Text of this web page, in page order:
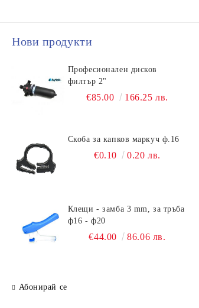
Нови продукти
Професионален дисков
филтър 2"
€85.00 166.25 лв.
Скоба за капков маркуч ф.16
€0.10 0.20 лв.
Клещи - замба 3 mm, за тръба
ф16 - ф20
€44.00 86.06 лв.
Абонирай се